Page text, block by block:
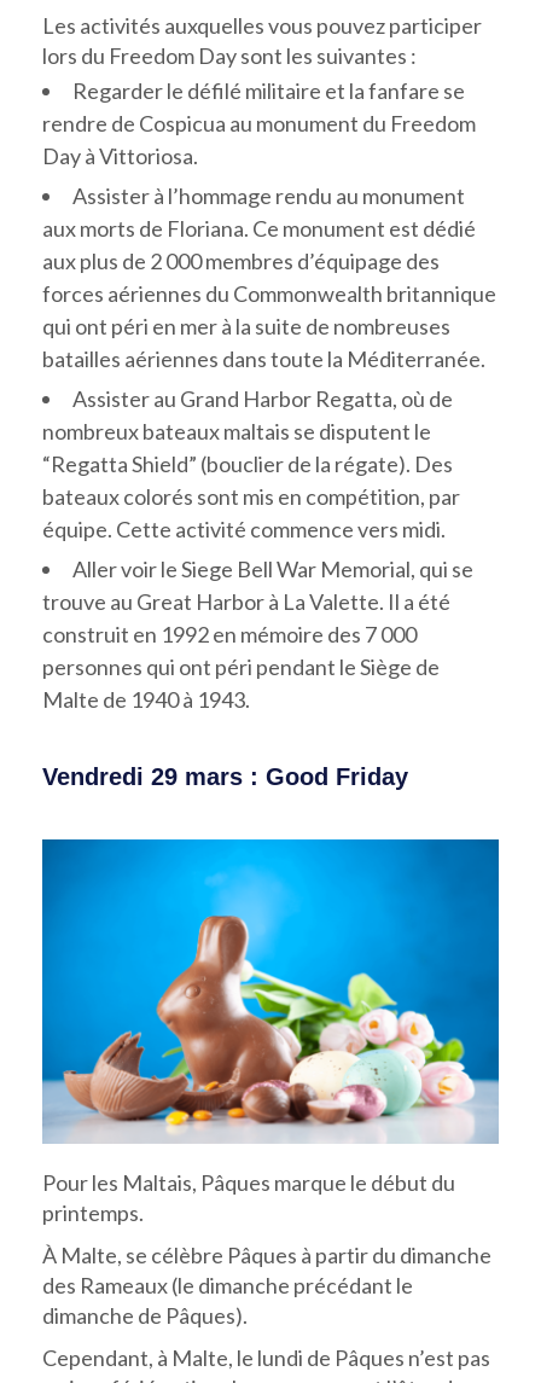
Les activités auxquelles vous pouvez participer
lors du Freedom Day sont les suivantes :
Regarder le défilé militaire et la fanfare se
rendre de Cospicua au monument du Freedom
Day à Vittoriosa.
Assister à l’hommage rendu au monument
aux morts de Floriana. Ce monument est dédié
aux plus de 2 000 membres d’équipage des
forces aériennes du Commonwealth britannique
qui ont péri en mer à la suite de nombreuses
batailles aériennes dans toute la Méditerranée.
Assister au Grand Harbor Regatta, où de
nombreux bateaux maltais se disputent le
“Regatta Shield” (bouclier de la régate). Des
bateaux colorés sont mis en compétition, par
équipe. Cette activité commence vers midi.
Aller voir le Siege Bell War Memorial, qui se
trouve au Great Harbor à La Valette. Il a été
construit en 1992 en mémoire des 7 000
personnes qui ont péri pendant le Siège de
Malte de 1940 à 1943.
Vendredi 29 mars : Good Friday
Pour les Maltais, Pâques marque le début du
printemps.
À Malte, se célèbre Pâques à partir du dimanche
des Rameaux (le dimanche précédant le
dimanche de Pâques).
Cependant, à Malte, le lundi de Pâques n’est pas